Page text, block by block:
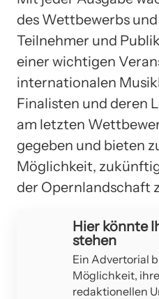
des Wettbewerbs
Teilnehmer und
einer wichtigen
internationalen
Finalisten und deren
am letzten
gegeben und bieten
Möglichkeit,
der Opernlandschaft
Hier könnte
stehen
Ein Advertorial
Möglichkeit,
redaktionellen